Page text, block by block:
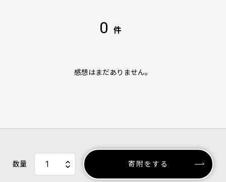
0 件
感想はまだありません。
数量 寄附をする